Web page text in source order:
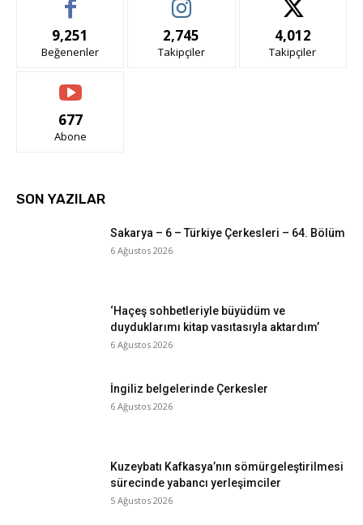
9,251
Beğenenler
2,745
Takipçiler
4,012
Takipçiler
677
Abone
SON YAZILAR
Sakarya – 6 – Türkiye Çerkesleri – 64. Bölüm
6 Ağustos 2026
‘Haçeş sohbetleriyle büyüdüm ve
duyduklarımı kitap vasıtasıyla aktardım’
6 Ağustos 2026
İngiliz belgelerinde Çerkesler
6 Ağustos 2026
Kuzeybatı Kafkasya’nın sömürgeleştirilmesi
sürecinde yabancı yerleşimciler
5 Ağustos 2026